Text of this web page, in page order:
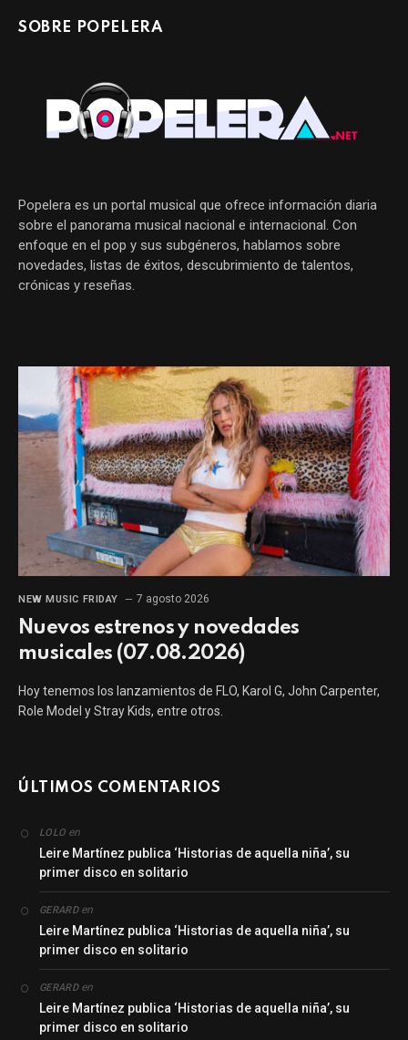
SOBRE POPELERA
Popelera es un portal musical que ofrece información diaria
sobre el panorama musical nacional e internacional. Con
enfoque en el pop y sus subgéneros, hablamos sobre
novedades, listas de éxitos, descubrimiento de talentos,
crónicas y reseñas.
NEW MUSIC FRIDAY 7 agosto 2026
Nuevos estrenos y novedades
musicales (07.08.2026)
Hoy tenemos los lanzamientos de FLO, Karol G, John Carpenter,
Role Model y Stray Kids, entre otros.
ÚLTIMOS COMENTARIOS
LOLO en
Leire Martínez publica ‘Historias de aquella niña’, su
primer disco en solitario
GERARDen
Leire Martínez publica ‘Historias de aquella niña’, su
primer disco en solitario
GERARDen
Leire Martínez publica ‘Historias de aquella niña’, su
primer disco en solitario